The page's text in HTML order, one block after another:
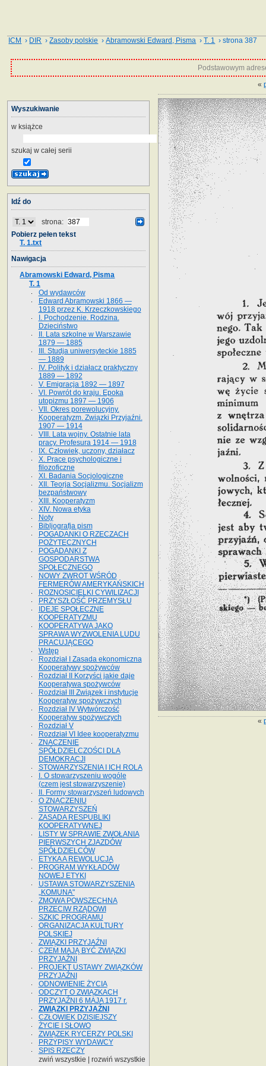
ICM › DIR ›Zasoby polskie ›Abramowski Edward, Pisma ›T. 1 › strona 387
Podstawowym
«
«
Wyszukiwanie
w książce
szukaj w całej serii
Idź do
strona:
Pobierz pełen tekst
T. 1.txt
Nawigacja
Abramowski Edward, Pisma
T. 1
Od wydawców
Edward Abramowski 1866 —
1918 przez K. Krzeczkowskiego
I. Pochodzenie. Rodzina.
Dzieciństwo
II. Lata szkolne w Warszawie
1879 — 1885
III. Studja uniwersyteckie 1885
— 1889
IV. Polityk i działacz praktyczny
1889 — 1892
V. Emigracja 1892 — 1897
VI. Powrót do kraju. Epoka
utopizmu 1897 — 1906
VII. Okres porewolucyjny.
Kooperatyzm. Związki Przyjaźni.
1907 — 1914
VIII. Lata wojny. Ostatnie lata
pracy. Profesura 1914 — 1918
IX. Człowiek, uczony, działacz
X. Prace psychologiczne i
filozoficzne
XI. Badania Socjologiczne
XII. Teorja Socjalizmu. Socjalizm
bezpaństwowy
XIII. Kooperatyzm
XIV. Nowa etyka
Noty
Bibljografja pism
POGADANKI O RZECZACH
POŻYTECZNYCH
POGADANKI Z
GOSPODARSTWA
SPOŁECZNEGO
NOWY ZWROT WŚRÓD
FERMERÓW AMERYKAŃSKICH
ROZNOSICIELKI CYWILIZACJI
PRZYSZŁOŚĆ PRZEMYSŁU
IDEJE SPOŁECZNE
KOOPERATYZMU
KOOPERATYWA JAKO
SPRAWA WYZWOLENIA LUDU
PRACUJĄCEGO
Wstęp
Rozdział I Zasada ekonomiczna
Kooperatywy spożywców
Rozdział II Korzyści jakie daje
Kooperatywa spożywców
Rozdział III Związek i instytucje
Kooperatyw spożywczych
Rozdział IV Wytwórczość
Kooperatyw spożywczych
Rozdział V
Rozdział VI Idee kooperatyzmu
ZNACZENIE
SPÓŁDZIELCZOŚCI DLA
DEMOKRACJI
STOWARZYSZENIA I ICH ROLA
I. O stowarzyszeniu wogóle
(czem jest stowarzyszenie)
II. Formy stowarzyszeń ludowych
O ZNACZENIU
STOWARZYSZEŃ
ZASADA RESPUBLIKI
KOOPERATYWNEJ
LISTY W SPRAWIE ZWOŁANIA
PIERWSZYCH ZJAZDÓW
SPÓŁDZIELCÓW
ETYKA A REWOLUCJA
PROGRAM WYKŁADÓW
NOWEJ ETYKI
USTAWA STOWARZYSZENIA
„KOMUNA"
ZMOWA POWSZECHNA
PRZECIW RZĄDOWI
SZKIC PROGRAMU
ORGANIZACJA KULTURY
POLSKIEJ
ZWIĄZKI PRZYJAŹNI
CZEM MAJĄ BYĆ ZWIĄZKI
PRZYJAŹNI
PROJEKT USTAWY ZWIĄZKÓW
PRZYJAŹNI
ODNOWIENIE ŻYCIA
ODCZYT O ZWIĄZKACH
PRZYJAŹNI 6 MAJA 1917 r.
ZWIĄZKI PRZYJAŹNI
CZŁOWIEK DZISIEJSZY
ŻYCIE I SŁOWO
ZWIĄZEK RYCERZY POLSKI
PRZYPISY WYDAWCY
SPIS RZECZY
zwiń wszystkie
rozwiń wszystkie